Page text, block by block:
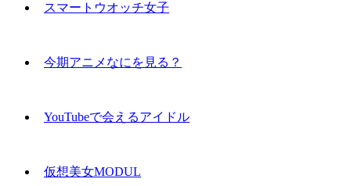
スマートウオッチ女子
今期アニメなにを見る？
YouTubeで会えるアイドル
仮想美女MODUL